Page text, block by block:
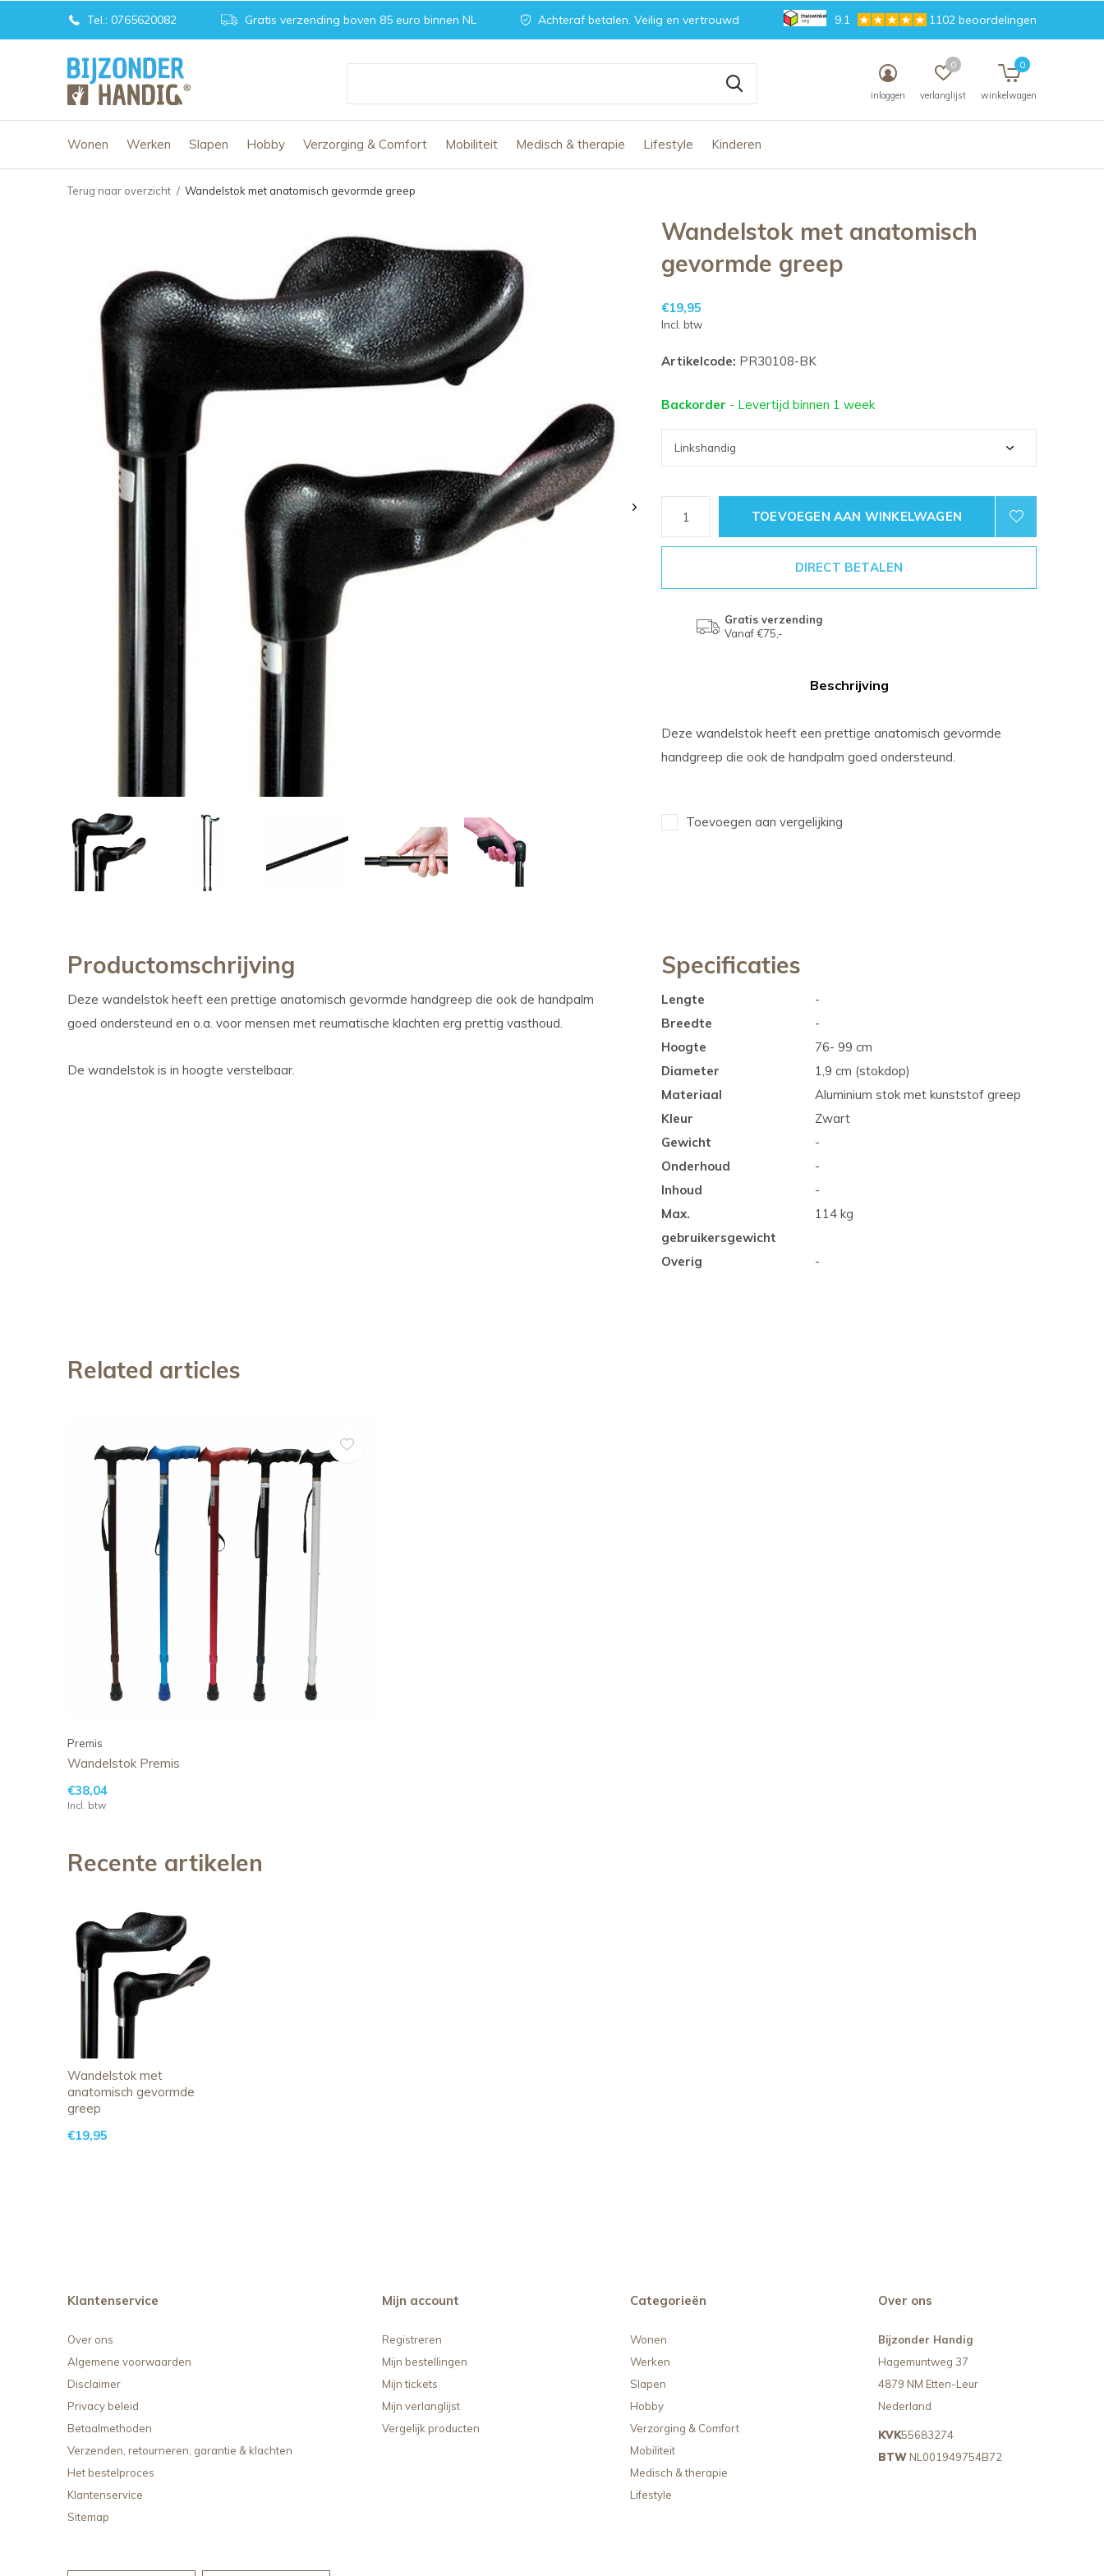
Wonen Werken Slapen Hobby Verzorging & Comfort Mobiliteit Medisch & therapie Lifestyle Kinderen
inloggen verlanglijst
0
winkelwagen
0
Tel.: 0765620082 Gratis verzending boven 85 euro binnen NL Achteraf betalen. Veilig en vertrouwd 9.1 1102 beoordelingen
Terug naar overzicht Wandelstok met anatomisch gevormde greep
Wandelstok met anatomisch
gevormde greep
€19,95
Incl. btw
Artikelcode: PR30108-BK
Backorder - Levertijd binnen 1 week
TOEVOEGEN AAN WINKELWAGEN
DIRECT BETALEN
Gratis verzending
Vanaf €75,-
Beschrijving
Deze wandelstok heeft een prettige anatomisch gevormde
handgreep die ook de handpalm goed ondersteund.
Toevoegen aan vergelijking
Productomschrijving
Deze wandelstok heeft een prettige anatomisch gevormde handgreep die ook de handpalm
goed ondersteund en o.a. voor mensen met reumatische klachten erg prettig vasthoud.
De wandelstok is in hoogte verstelbaar.
Specificaties
Lengte
-
Breedte
-
Hoogte
76- 99 cm
Diameter
1,9 cm (stokdop)
Materiaal
Aluminium stok met kunststof greep
Kleur
Zwart
Gewicht
-
Onderhoud
-
Inhoud
-
Max.
gebruikersgewicht
114 kg
Overig -
Related articles
Premis
Wandelstok Premis
€38,04
Incl. btw
Recente artikelen
Wandelstok met
anatomisch gevormde
greep
€19,95
Klantenservice
Over ons
Algemene voorwaarden
Disclaimer
Privacy beleid
Betaalmethoden
Verzenden, retourneren, garantie & klachten
Het bestelproces
Klantenservice
Sitemap
Mijn account
Registreren
Mijn bestellingen
Mijn tickets
Mijn verlanglijst
Vergelijk producten
Categorieën
Wonen
Werken
Slapen
Hobby
Verzorging & Comfort
Mobiliteit
Medisch & therapie
Lifestyle
Over ons
Bijzonder Handig
Hagemuntweg 37
4879 NM Etten-Leur
Nederland
KVK55683274
BTW NL001949754B72